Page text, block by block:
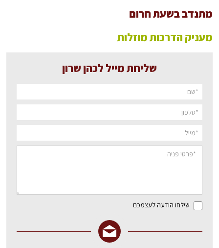
מתנדב בשעת חרום
מעניק הדרכות מוזלות
שליחת מייל לכהן שרון
שילחו הודעה לעצמכם